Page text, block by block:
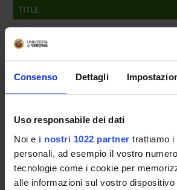
Consenso Dettagli
Uso responsabile dei dati
Noi e i nostri 1022 partner trattiamo i
personali, ad esempio il vostro
tecnologie come i cookie per
alle informazioni sul vostro dispositivo
TITLE
Algoritmo di analisi di presenza di
Algoritmo di analisi di
FOUNDING NUMBERS
2013 2
Contacts